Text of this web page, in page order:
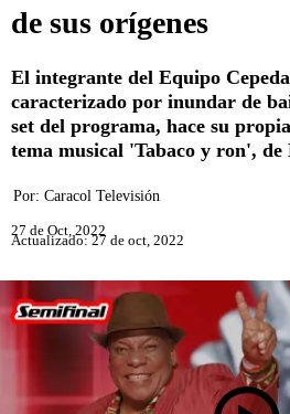
de sus orígenes
El integrante del Equipo
caracterizado por inundar de
set del programa, hace su
tema musical 'Tabaco y ron', de
Por: Caracol Televisión
27 de Oct, 2022
Actualizado: 27 de oct, 2022